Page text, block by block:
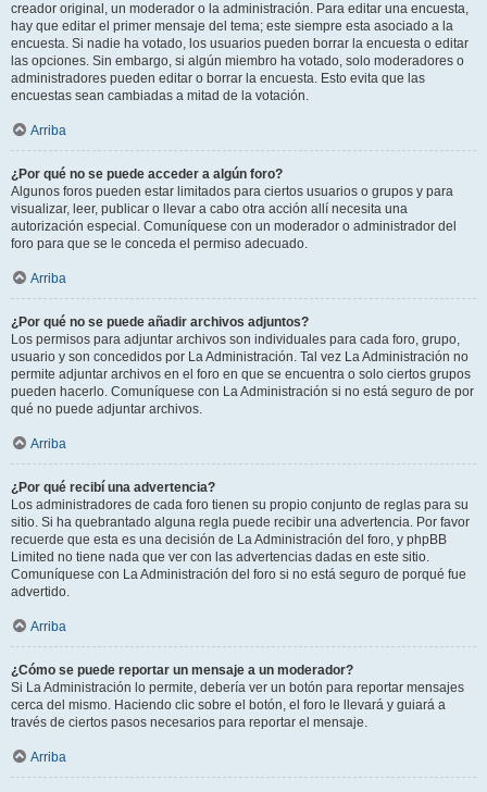
creador original, un moderador o la administración. Para editar una encuesta,
hay que editar el primer mensaje del tema; este siempre esta asociado a la
encuesta. Si nadie ha votado, los usuarios pueden borrar la encuesta o editar
las opciones. Sin embargo, si algún miembro ha votado, solo moderadores o
administradores pueden editar o borrar la encuesta. Esto evita que las
encuestas sean cambiadas a mitad de la votación.
Arriba
¿Por qué no se puede acceder a algún foro?
Algunos foros pueden estar limitados para ciertos usuarios o grupos y para
visualizar, leer, publicar o llevar a cabo otra acción allí necesita una
autorización especial. Comuníquese con un moderador o administrador del
foro para que se le conceda el permiso adecuado.
Arriba
¿Por qué no se puede añadir archivos adjuntos?
Los permisos para adjuntar archivos son individuales para cada foro, grupo,
usuario y son concedidos por La Administración. Tal vez La Administración no
permite adjuntar archivos en el foro en que se encuentra o solo ciertos grupos
pueden hacerlo. Comuníquese con La Administración si no está seguro de por
qué no puede adjuntar archivos.
Arriba
¿Por qué recibí una advertencia?
Los administradores de cada foro tienen su propio conjunto de reglas para su
sitio. Si ha quebrantado alguna regla puede recibir una advertencia. Por favor
recuerde que esta es una decisión de La Administración del foro, y phpBB
Limited no tiene nada que ver con las advertencias dadas en este sitio.
Comuníquese con La Administración del foro si no está seguro de porqué fue
advertido.
Arriba
¿Cómo se puede reportar un mensaje a un moderador?
Si La Administración lo permite, debería ver un botón para reportar mensajes
cerca del mismo. Haciendo clic sobre el botón, el foro le llevará y guiará a
través de ciertos pasos necesarios para reportar el mensaje.
Arriba